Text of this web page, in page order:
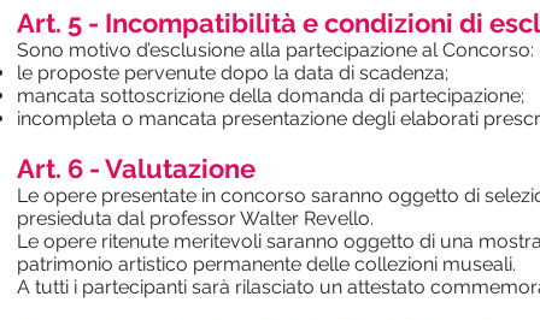
Art. 5 - Incompatibilità e condizioni di
Sono motivo d’esclusione alla partecipazione al Concorso:
le proposte pervenute dopo la data di scadenza;
mancata sottoscrizione della domanda di partecipazione;
incompleta o mancata presentazione degli elaborati
Art. 6 - Valutazione
Le opere presentate in concorso saranno oggetto di
presieduta dal professor Walter Revello.
Le opere ritenute meritevoli saranno oggetto di una
patrimonio artistico permanente delle collezioni museali.
A tutti i partecipanti sarà rilasciato un attestato